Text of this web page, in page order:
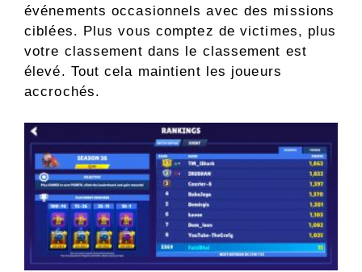
événements occasionnels avec des missions
ciblées. Plus vous comptez de victimes, plus
votre classement dans le classement est
élevé. Tout cela maintient les joueurs
accrochés.